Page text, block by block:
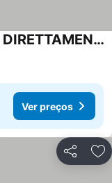
RESIDENCE ARTUICK AP.556 DIRETTAMENTE SULLE PISTE
Ver preços
Partilhar